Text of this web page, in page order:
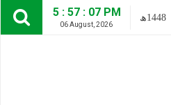
5 : 57 : 09 PM
06 August, 2026
1448ھ